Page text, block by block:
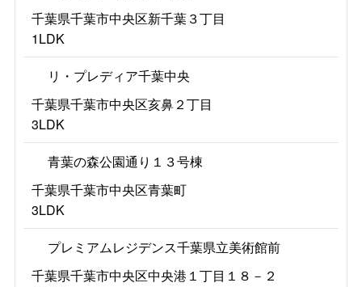
千葉県千葉市中央区新千葉３丁目
1LDK
リ・プレディア千葉中央
千葉県千葉市中央区亥鼻２丁目
3LDK
青葉の森公園通り１３号棟
千葉県千葉市中央区青葉町
3LDK
プレミアムレジデンス千葉県立美術館前
千葉県千葉市中央区中央港１丁目１８－２